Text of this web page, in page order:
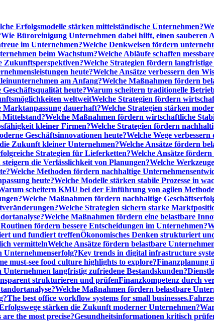
Erfolgsmodelle stärken mittelständische Unternehmen?
Wie Büroreinigung Unternehmen dabei hilft, einen sauberen
im Unternehmen?Welche Denkweisen fördern
beim Wachstum?Welche Abläufe schaffen
Zukunftsperspektiven?Welche Strategien fördern
heute?Welche Ansätze verbessern den
am Anfang?Welche Maßnahmen fördern
heute?Warum scheitern traditionelle
weltweitWelche Strategien fördern
Marktanpassung dauerhaft?Welche Strategien stärken
Mittelstand?Welche Maßnahmen fördern wirtschaftliche
kleiner Firmen?Welche Strategien fördern
Geschäftsinnovationen heute?Welche Wege
Zukunft kleiner Unternehmen?Welche Ansätze fördern
Strategien für Lieferketten?Welche Ansätze
die Verlässlichkeit von Planungen?Welche
Welche Methoden fördern nachhaltige
heute?Welche Modelle stärken stabile Prozesse in
scheitern KMU bei der Einführung von agilen
Welche Maßnahmen fördern nachhaltige
Welche Strategien sichern starke
Welche Maßnahmen fördern eine belastbare
fördern bessere Entscheidungen im Unternehmen?
und fundiert treffenÖkonomisches Denken strukturiert
vermittelnWelche Ansätze fördern belastbare
Unternehmenserfolg?Key trends in digital infrastructure
must-see food culture highlights to explore?Finanzplanung
Unternehmen langfristig zufriedene Bestandskunden?
strukturieren und prüfenFinanzkompetenz durch
Welche Maßnahmen fördern belastbare
The best office workflow systems for small businesses.
stärken die Zukunft moderner Unternehmen?
the most precise?Gesundheitsinformationen kritisch